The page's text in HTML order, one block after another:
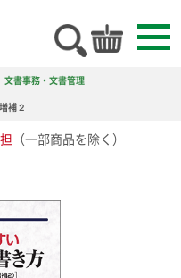
文書事務・文書管理
補２
（一部商品を除く）